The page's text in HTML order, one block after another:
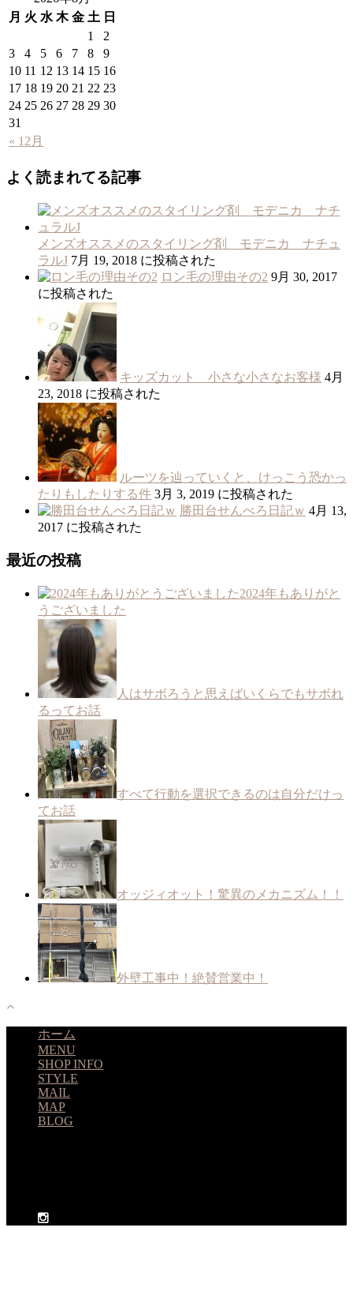
月 火 水 木 金 土 日
« 12月
1
2
3
4 5 6 7 8
9
10 11 12 13 14 15 16
17 18 19 20 21 22 23
24 25 26 27 28 29 30
31
よく読まれてる記事
メンズオススメのスタイリング剤 モデニカ ナチュ
ラルJ 7月 19, 2018 に投稿された
ロン毛の理由その2 9月 30, 2017
に投稿された
キッズカット 小さな小さなお客様 4月
23, 2018 に投稿された
ルーツを辿っていくと、けっこう恐かっ
たりもしたりする件 3月 3, 2019 に投稿された
勝田台せんべろ日記ｗ 4月 13,
2017 に投稿された
最近の投稿
2024年もありがと
うございました
人はサボろうと思えばいくらでもサボれ
るってお話
すべて行動を選択できるのは自分だけっ
てお話
オッジィオット！驚異のメカニズム！！
外壁工事中！絶賛営業中！
ホーム
MENU
SHOP INFO
STYLE
MAIL
MAP
BLOG